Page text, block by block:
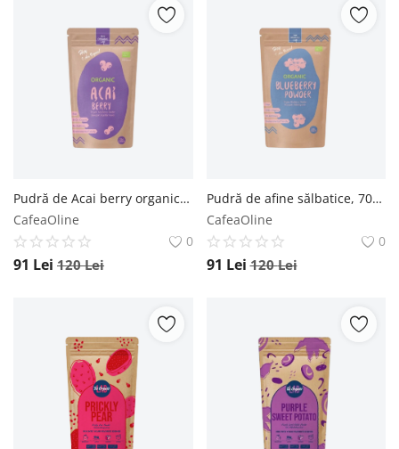
Pudră de Acai berry organică, 70g - Default Title The Organic Lab
CafeaOline
0
91 Lei 120Lei
Pudră de afine sălbatice, 70g - Default Title The Organic Lab
CafeaOline
0
91 Lei 120Lei